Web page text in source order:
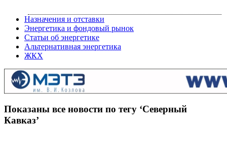
Назначения и отставки
Энергетика и фондовый рынок
Статьи об энергетике
Альтернативная энергетика
ЖКХ
Показаны все новости по тегу ‘Северный
Кавказ’